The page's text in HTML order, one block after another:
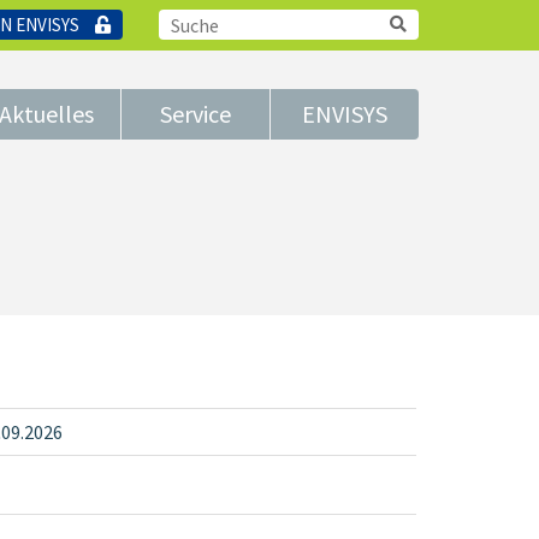
ENVISYS
Aktuelles Service ENVISYS